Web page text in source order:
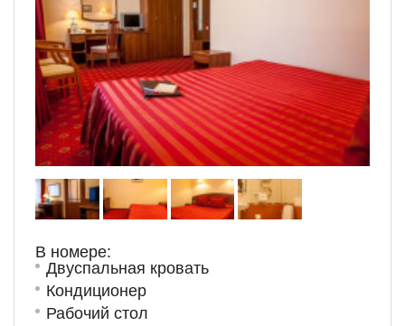
В номере:
Двуспальная кровать
Кондиционер
Рабочий стол